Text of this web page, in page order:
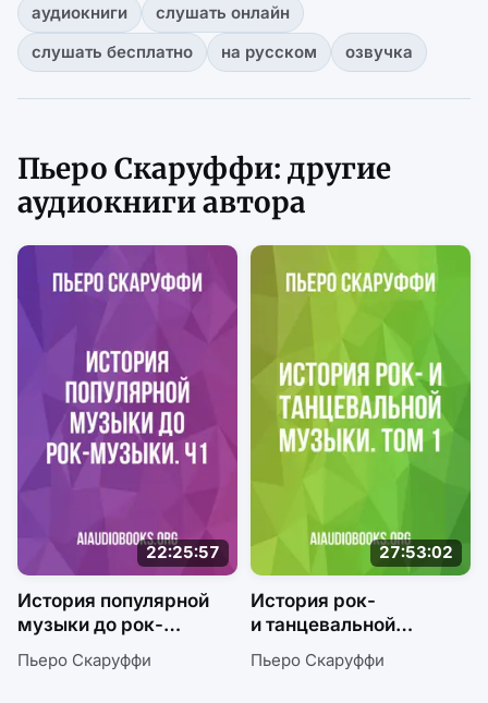
аудиокниги
слушать онлайн
слушать бесплатно
на русском озвучка
Пьеро Скаруффи: другие
аудиокниги автора
22:25:57
История популярной
музыки до рок-
музыки. Ч1
Пьеро Скаруффи
27:53:02
История рок-
и танцевальной
музыки. Том 1
Пьеро Скаруффи